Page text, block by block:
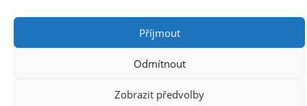
Příjmout
Odmítnout
Zobrazit předvolby
Copyright ©2026 ZUŠ Přelouč